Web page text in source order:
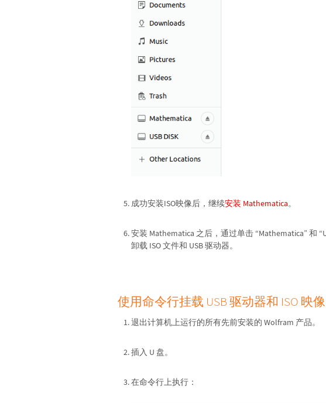
成功安装ISO映像后，继续安装 Mathematica。
安装 Mathematica 之后，通过单击 “Mathematica” 和
卸载 ISO 文件和 USB 驱动器。
使用命令行挂载 USB 驱动器和 ISO 映像
退出计算机上运行的所有先前安装的 Wolfram 产品。
插入 U 盘。
在命令行上执行：